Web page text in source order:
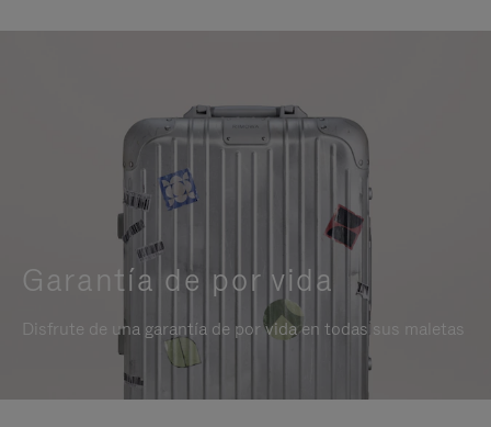
Garantía de por vida
Disfrute de una garantía de por vida en todas sus maletas